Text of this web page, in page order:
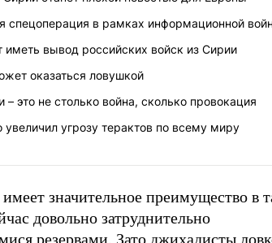
спецоперация в рамках информационной
иметь вывод российских войск из Сирии
оказаться ловушкой
это не столько война, сколько провокация
угрозу терактов по всему миру
значительное преимущество в
довольно затруднительно
резервами. Зато джихадисты